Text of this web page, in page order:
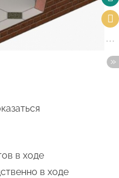
в ходе
в ходе